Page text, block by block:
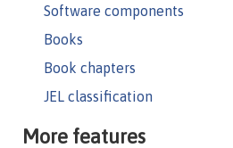
Software components
Books
Book chapters
JEL classification
More features